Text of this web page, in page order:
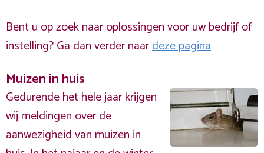
Bent u op zoek naar oplossingen voor uw bedrijf of
instelling? Ga dan verder naardeze pagina
Muizen in huis
Gedurende het hele jaar krijgen
wij meldingen over de
aanwezigheid van muizen in